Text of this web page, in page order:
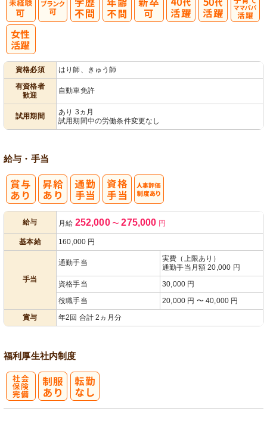
資格必須
はり師、きゅう師
有資格者
歓迎
自動車免許
試用期間
あり 3ヵ月
試用期間中の労働条件変更なし
給与・手当
給与 月給 252,000 〜 275,000 円
基本給 160,000 円
手当
通勤手当
実費（上限あり）
通勤手当月額 20,000 円
資格手当
30,000 円
役職手当
20,000 円 〜 40,000 円
賞与
年2回 合計 2ヵ月分
福利厚生社内制度